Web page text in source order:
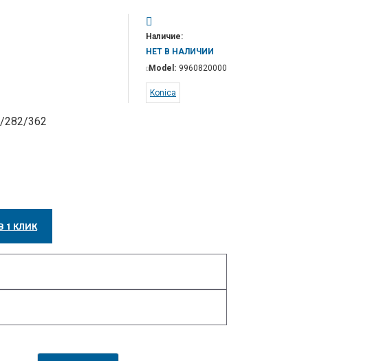
Наличие:
НЕТ В НАЛИЧИИ
Model: 9960820000
Konica
282/362
1 КЛИК